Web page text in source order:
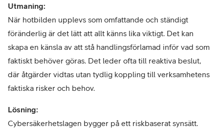
Utmaning:
När hotbilden upplevs som omfattande och ständigt
föränderlig är det lätt att allt känns lika viktigt. Det kan
skapa en känsla av att stå handlingsförlamad inför vad som
faktiskt behöver göras. Det leder ofta till reaktiva beslut,
där åtgärder vidtas utan tydlig koppling till verksamhetens
faktiska risker och behov.
Lösning:
Cybersäkerhetslagen bygger på ett riskbaserat synsätt.